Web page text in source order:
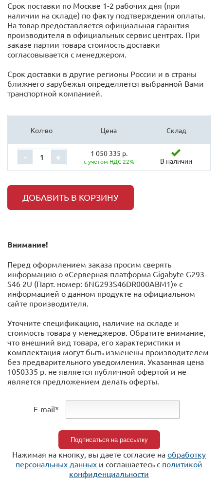
Срок поставки по Москве 1-2 рабочих дня (при
наличии на складе) по факту подтверждения оплаты.
На товар предоставляется официальная гарантия
производителя в официальных сервис центрах. При
заказе партии товара стоимость доставки
согласовывается с менеджером.
Срок доставки в другие регионы России и в страны
ближнего зарубежья определяется выбранной Вами
транспортной компанией.
Кол-во Цена Склад
- + 1 050 335 р.
с учётом НДС 22% В наличии
ДОБАВИТЬ В КОРЗИНУ
Внимание!
Перед оформлением заказа просим сверять
информацию о «Серверная платформа Gigabyte G293-
S46 2U (Парт. номер: 6NG293S46DR000ABM1)» с
информацией o данном продукте на официальном
сайте производителя.
Уточните спецификацию, наличие на складе и
стоимость товара у менеджеров. Обратите внимание,
что внешний вид товара, его характеристики и
комплектация могут быть изменены производителем
без предварительного уведомления. Указанная цена
1050335 р. не является публичной офертой и не
является предложением делать оферты.
E-mail*
Нажимая на кнопку, вы даете согласие на обработку
персональных данных и соглашаетесь c политикой
конфиденциальности